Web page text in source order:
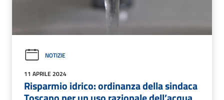
NOTIZIE
11 APRILE 2024
Risparmio idrico: ordinanza della sindaca